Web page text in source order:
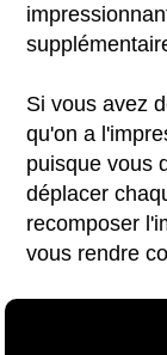
Si vous avez
qu'on a
puisque vous
déplacer
recomposer
vous rendre